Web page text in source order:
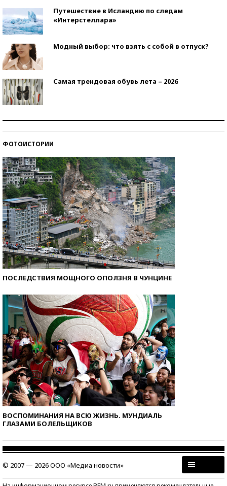
Путешествие в Исландию по следам
«Интерстеллара»
Модный выбор: что взять с собой в отпуск?
Самая трендовая обувь лета – 2026
ФОТОИСТОРИИ
ПОСЛЕДСТВИЯ МОЩНОГО ОПОЛЗНЯ В ЧУНЦИНЕ
ВОСПОМИНАНИЯ НА ВСЮ ЖИЗНЬ. МУНДИАЛЬ
ГЛАЗАМИ БОЛЕЛЬЩИКОВ
© 2007 — 2026 ООО «Медиа новости»